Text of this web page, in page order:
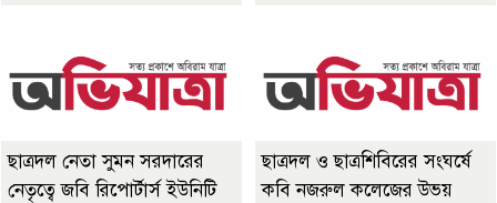
ছাত্রদল নেতা সুমন সরদারের
নেতৃত্বে জবি রিপোর্টার্স ইউনিটি
ছাত্রদল ও ছাত্রশিবিরের সংঘর্ষে
কবি নজরুল কলেজের উভয়